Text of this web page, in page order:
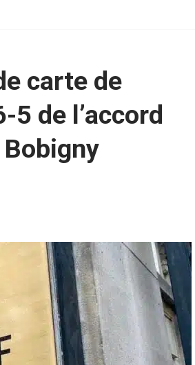
carte de
5 de l’accord